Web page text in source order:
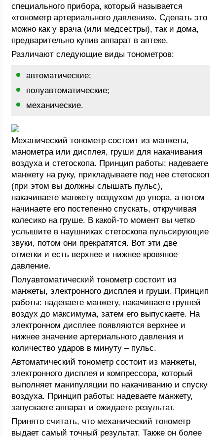
специального прибора, который называется
«тонометр артериального давления». Сделать это
можно как у врача (или медсестры), так и дома,
предварительно купив аппарат в аптеке.
Различают следующие виды тонометров:
автоматические;
полуавтоматические;
механические.
Механический тонометр состоит из манжеты,
манометра или дисплея, груши для накачивания
воздуха и стетоскопа. Принцип работы: надеваете
манжету на руку, прикладываете под нее стетоскоп
(при этом вы должны слышать пульс),
накачиваете манжету воздухом до упора, а потом
начинаете его постепенно спускать, откручивая
колесико на груше. В какой-то момент вы четко
услышите в наушниках стетоскопа пульсирующие
звуки, потом они прекратятся. Вот эти две
отметки и есть верхнее и нижнее кровяное
давление.
Полуавтоматический тонометр состоит из
манжеты, электронного дисплея и груши. Принцип
работы: надеваете манжету, накачиваете грушей
воздух до максимума, затем его выпускаете. На
электронном дисплее появляются верхнее и
нижнее значение артериального давления и
количество ударов в минуту – пульс.
Автоматический тонометр состоит из манжеты,
электронного дисплея и компрессора, который
выполняет манипуляции по накачиванию и спуску
воздуха. Принцип работы: надеваете манжету,
запускаете аппарат и ожидаете результат.
Принято считать, что механический тонометр
выдает самый точный результат. Также он более